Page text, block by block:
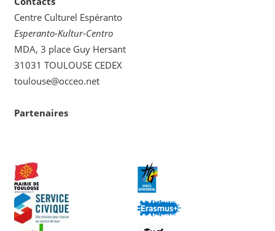
Centre Culturel Espéranto
Esperanto-Kultur-Centro
MDA, 3 place Guy Hersant
31031 TOULOUSE CEDEX
toulouse@occeo.net
Partenaires